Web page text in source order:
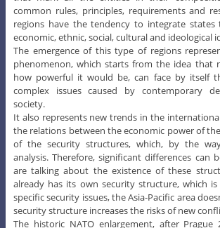
common rules, principles, requirements and
regions have the tendency to integrate
economic, ethnic, social, cultural and ideological
The emergence of this type of regions
phenomenon, which starts from the idea that
how powerful it would be, can face by itself
complex issues caused by contemporary
society.
It also represents new trends in the
the relations between the economic power of
of the security structures, which, by the
analysis. Therefore, significant differences can
are talking about the existence of these
already has its own security structure, which
specific security issues, the Asia-Pacific area
security structure increases the risks of new
The historic NATO enlargement, after Prague